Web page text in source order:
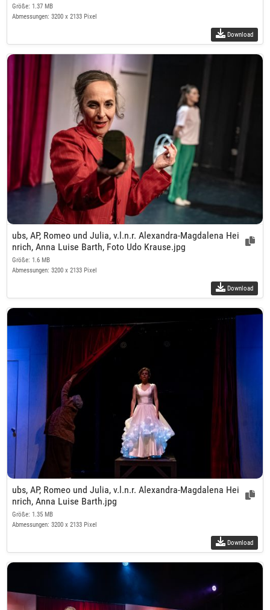
Größe: 1.37 MB
Abmessungen: 3200 x 2133 Pixel
Download
ubs, AP, Romeo und Julia, v.l.n.r. Alexandra-Magdalena Hei
nrich, Anna Luise Barth, Foto Udo Krause.jpg
Größe: 1.6 MB
Abmessungen: 3200 x 2133 Pixel
Download
ubs, AP, Romeo und Julia, v.l.n.r. Alexandra-Magdalena Hei
nrich, Anna Luise Barth.jpg
Größe: 1.35 MB
Abmessungen: 3200 x 2133 Pixel
Download